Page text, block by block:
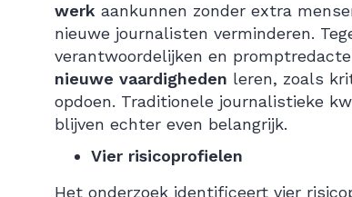
werk aankunnen zonder extra
nieuwe journalisten verminderen.
verantwoordelijken en
nieuwe vaardigheden leren, zoals
opdoen. Traditionele journalistieke
blijven echter even belangrijk.
Vier risicoprofielen
Het onderzoek identificeert vier